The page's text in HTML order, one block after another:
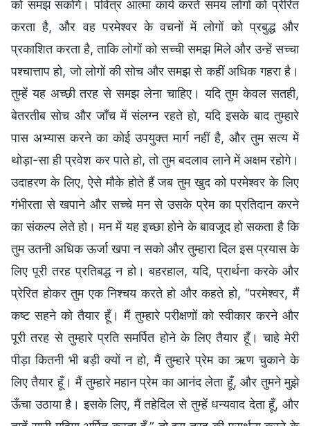
को समझ सकोगे। पवित्र आत्मा कार्य करते समय लोगों को प्रेरित
करता है, और वह परमेश्वर के वचनों में लोगों को प्रबुद्ध और
प्रकाशित करता है, ताकि लोगों को सच्ची समझ मिले और उन्हें सच्चा
पश्चात्ताप हो, जो लोगों की सोच और समझ से कहीं अधिक गहरा है।
तुम्हें यह अच्छी तरह से समझ लेना चाहिए। यदि तुम केवल सतही,
बेतरतीब सोच और जाँच में संलग्न रहते हो, यदि इसके बाद तुम्हारे
पास अभ्यास करने का कोई उपयुक्त मार्ग नहीं है, और तुम सत्य में
थोड़ा-सा ही प्रवेश कर पाते हो, तो तुम बदलाव लाने में अक्षम रहोगे।
उदाहरण के लिए, ऐसे मौके होते हैं जब तुम खुद को परमेश्वर के लिए
गंभीरता से खपाने और सच्चे मन से उसके प्रेम का प्रतिदान करने
का संकल्प लेते हो। मन में यह इच्छा होने के बावजूद हो सकता है कि
तुम उतनी अधिक ऊर्जा खपा न सको और तुम्हारा दिल इस प्रयास के
लिए पूरी तरह प्रतिबद्ध न हो। बहरहाल, यदि, प्रार्थना करके और
प्रेरित होकर तुम एक निश्चय करते हो और कहते हो, “परमेश्वर, मैं
कष्ट सहने को तैयार हूँ। मैं तुम्हारे परीक्षणों को स्वीकार करने और
पूरी तरह से तुम्हारे प्रति समर्पित होने के लिए तैयार हूँ। चाहे मेरी
पीड़ा कितनी भी बड़ी क्यों न हो, मैं तुम्हारे प्रेम का ऋण चुकाने के
लिए तैयार हूँ। मैं तुम्हारे महान प्रेम का आनंद लेता हूँ, और तुमने मुझे
ऊँचा उठाया है। इसके लिए, मैं तहेदिल से तुम्हें धन्यवाद देता हूँ, और